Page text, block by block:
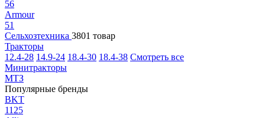
56
Armour
51
Сельхозтехника 3801 товар
Тракторы
12.4-28 14.9-24 18.4-30 18.4-38 Смотреть все
Минитракторы
МТЗ
Популярные бренды
BKT
1125